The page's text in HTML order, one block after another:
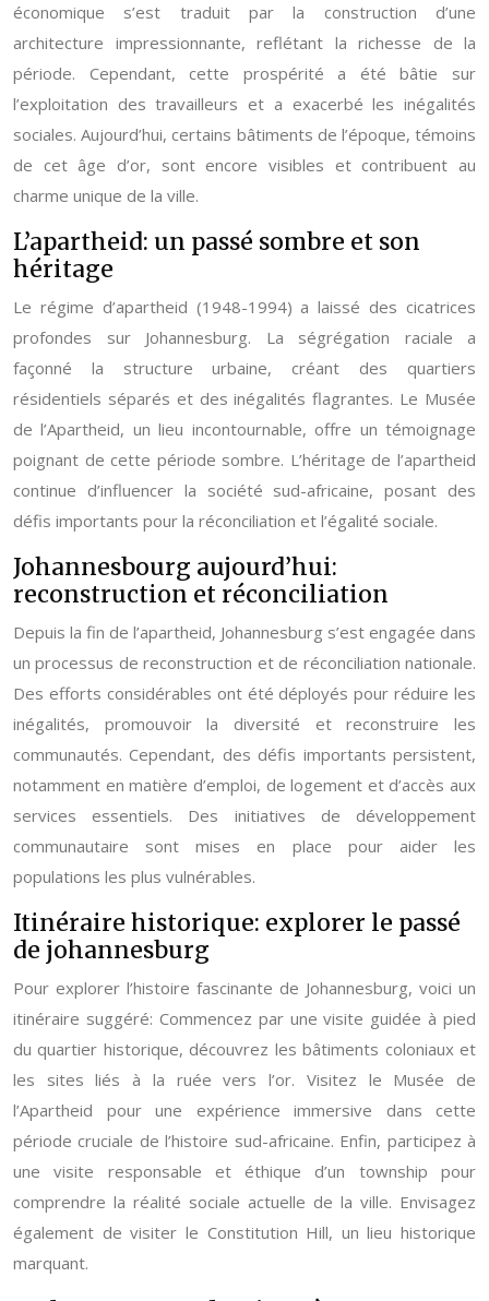
économique s’est traduit par la construction d’une
architecture impressionnante, reflétant la richesse de la
période. Cependant, cette prospérité a été bâtie sur
l’exploitation des travailleurs et a exacerbé les inégalités
sociales. Aujourd’hui, certains bâtiments de l’époque, témoins
de cet âge d’or, sont encore visibles et contribuent au
charme unique de la ville.
L’apartheid: un passé sombre et son
héritage
Le régime d’apartheid (1948-1994) a laissé des cicatrices
profondes sur Johannesburg. La ségrégation raciale a
façonné la structure urbaine, créant des quartiers
résidentiels séparés et des inégalités flagrantes. Le Musée
de l’Apartheid, un lieu incontournable, offre un témoignage
poignant de cette période sombre. L’héritage de l’apartheid
continue d’influencer la société sud-africaine, posant des
défis importants pour la réconciliation et l’égalité sociale.
Johannesbourg aujourd’hui:
reconstruction et réconciliation
Depuis la fin de l’apartheid, Johannesburg s’est engagée dans
un processus de reconstruction et de réconciliation nationale.
Des efforts considérables ont été déployés pour réduire les
inégalités, promouvoir la diversité et reconstruire les
communautés. Cependant, des défis importants persistent,
notamment en matière d’emploi, de logement et d’accès aux
services essentiels. Des initiatives de développement
communautaire sont mises en place pour aider les
populations les plus vulnérables.
Itinéraire historique: explorer le passé
de johannesburg
Pour explorer l’histoire fascinante de Johannesburg, voici un
itinéraire suggéré: Commencez par une visite guidée à pied
du quartier historique, découvrez les bâtiments coloniaux et
les sites liés à la ruée vers l’or. Visitez le Musée de
l’Apartheid pour une expérience immersive dans cette
période cruciale de l’histoire sud-africaine. Enfin, participez à
une visite responsable et éthique d’un township pour
comprendre la réalité sociale actuelle de la ville. Envisagez
également de visiter le Constitution Hill, un lieu historique
marquant.